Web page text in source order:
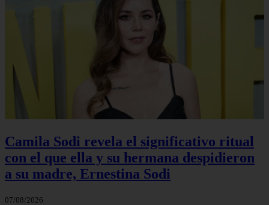
Camila Sodi revela el significativo ritual
con el que ella y su hermana despidieron
a su madre, Ernestina Sodi
07/08/2026